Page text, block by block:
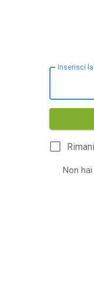
Inserisci
Non